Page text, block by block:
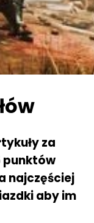
za
punktów
najczęściej
aby im